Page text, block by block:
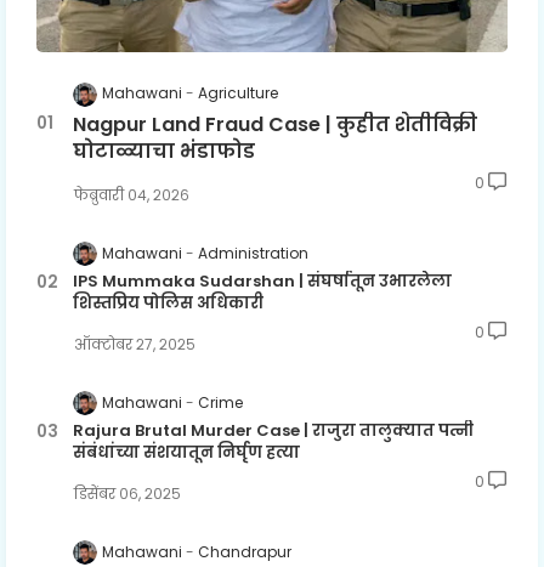
Mahawani Agriculture
Nagpur Land Fraud Case | कुहीत शेतीविक्री
घोटाळ्याचा भंडाफोड
फेब्रुवारी ०४, २०२६
0
Mahawani Administration
IPS Mummaka Sudarshan | संघर्षातून उभारलेला
शिस्तप्रिय पोलिस अधिकारी
ऑक्टोबर २७, २०२५
0
Mahawani Crime
Rajura Brutal Murder Case | राजुरा तालुक्यात पत्नी
संबंधांच्या संशयातून निर्घृण हत्या
डिसेंबर ०६, २०२५
0
Mahawani Chandrapur